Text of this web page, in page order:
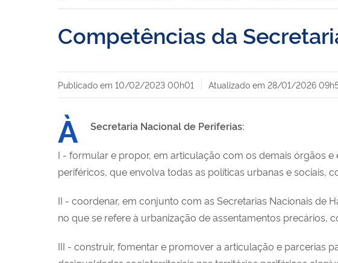
Competências da
Publicado em 10/02/2023 00h01 Atualizado em 28/01/2026
À Secretaria Nacional de Periferias:
I - formular e propor, em articulação com os demais órgãos
periféricos, que envolva todas as políticas urbanas e sociais,
II - coordenar, em conjunto com as Secretarias Nacionais de
no que se refere à urbanização de assentamentos
III - construir, fomentar e promover a articulação e parcerias